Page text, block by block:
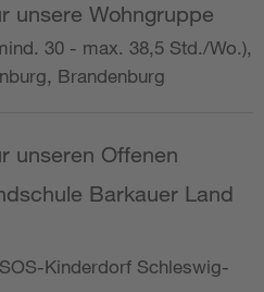
unsere Wohngruppe
30 - max. 38,5 Std./Wo.),
Brandenburg
unseren Offenen
Barkauer Land
Kinderdorf Schleswig-